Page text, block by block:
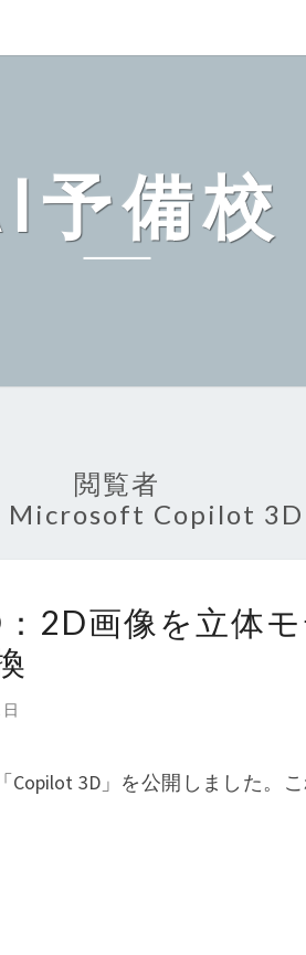
予備校
閲覧者
Microsoft Copilot 3D
2D画像を立体
Copilot 3D」を公開しました。
っと読む